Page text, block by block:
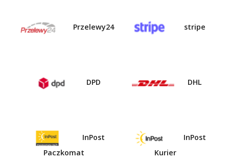
Przelewy24 stripe
DPD DHL
InPost
Paczkomat
InPost
Kurier